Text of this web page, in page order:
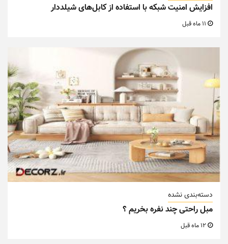
افزایش امنیت شبکه با استفاده از کابل‌های شیلددار
دسته‌بندی نشده
مبل راحتی چند نفره بخریم ؟